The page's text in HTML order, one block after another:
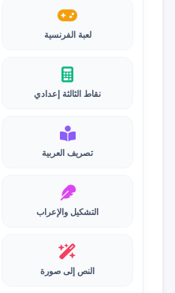
لعبة الفرنسية
نقاط الثالثة إعدادي
تصريف العربية
التشكيل والإعراب
النص إلى صورة